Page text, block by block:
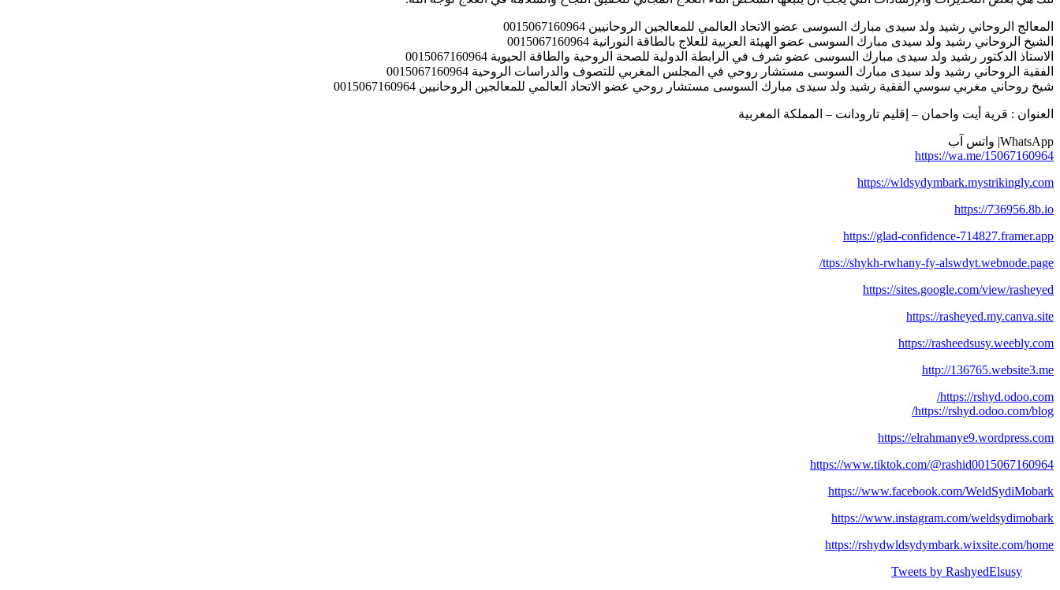
المعالج الروحاني رشيد ولد سيدى مبارك السوسى عضو الاتحاد العالمي للمعالجين الروحانيين 0015067160964
الشيخ الروحاني رشيد ولد سيدى مبارك السوسى عضو الهيئة العربية للعلاج بالطاقة النورانية 0015067160964
الاستاذ الدكتور رشيد ولد سيدى مبارك السوسى عضو شرف في الرابطة الدولية للصحة الروحية والطاقة الحيوية 0015067160964
الفقية الروحاني رشيد ولد سيدى مبارك السوسى مستشار روحي في المجلس المغربي للتصوف والدراسات الروحية 0015067160964
شيخ روحاني مغربي سوسي الفقية رشيد ولد سيدى مبارك السوسى مستشار روحي عضو الاتحاد العالمي للمعالجين الروحانيين 0015067160964
العنوان : قرية أيت واحمان – إقليم تارودانت – المملكة المغربية
WhatsApp| واتس آب
https://wa.me/15067160964
https://wldsydymbark.mystrikingly.com
https://736956.8b.io
https://glad-confidence-714827.framer.app
ttps://shykh-rwhany-fy-alswdyt.webnode.page/
https://sites.google.com/view/rasheyed
https://rasheyed.my.canva.site
https://rasheedsusy.weebly.com
http://136765.website3.me
https://rshyd.odoo.com/
https://rshyd.odoo.com/blog/
https://elrahmanye9.wordpress.com
https://www.tiktok.com/@rashid0015067160964
https://www.facebook.com/WeldSydiMobark
https://www.instagram.com/weldsydimobark
https://rshydwldsydymbark.wixsite.com/home
Tweets by RashyedElsusy